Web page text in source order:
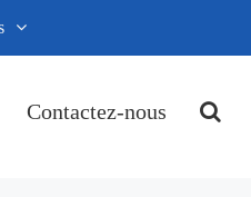
Contactez-nous